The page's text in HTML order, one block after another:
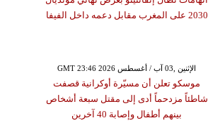
2030 على المغرب مقابل دعمه داخل الفيفا
GMT 23:46 2026 الإثنين ,03 آب / أغسطس
موسكو تعلن أن مسيّرة أوكرانية قصفت
شاطئاً مزدحماً أدى إلى مقتل سبعة أشخاص
بينهم أطفال وإصابة 40 آخرين